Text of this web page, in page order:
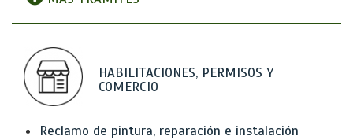
HABILITACIONES, PERMISOS Y
COMERCIO
Reclamo de pintura, reparación e instalación